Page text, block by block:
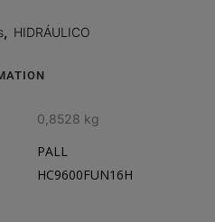
HIDRÁULICO
0,8528 kg
PALL
HC9600FUN16H